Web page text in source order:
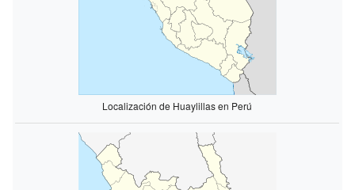
Localización de Huaylillas en Perú